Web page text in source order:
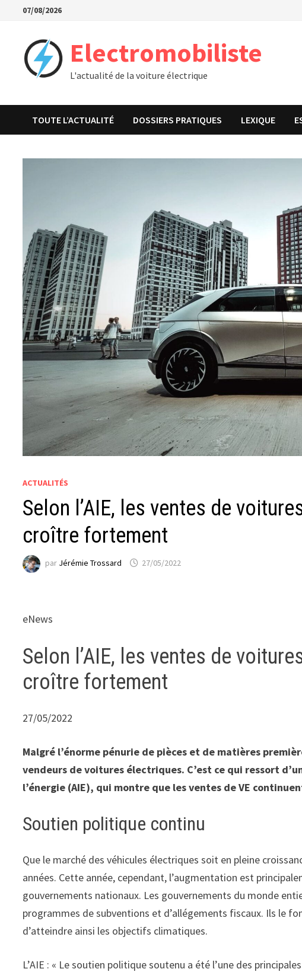
Passer
contenu
07/08/2026
Electromobiliste
L'actualité de la voiture électrique
TOUTE L’ACTUALITÉ DOSSIERS PRATIQUES LEXIQUE
ACTUALITÉS
Selon l’AIE, les ventes de
croître fortement
par Jérémie Trossard 27/05/2022
eNews
Selon l’AIE, les ventes de
croître fortement
27/05/2022
Malgré l’énorme pénurie de pièces et de matières
vendeurs de voitures électriques. C’est ce qui ressort
l’énergie (AIE), qui montre que les ventes de VE
Soutien politique continu
Que le marché des véhicules électriques soit en pleine
années. Cette année, cependant, l’augmentation est
gouvernements nationaux. Les gouvernements du monde
programmes de subventions et d’allégements fiscaux. Ils le
d’atteindre ainsi les objectifs climatiques.
L’AIE : « Le soutien politique soutenu a été l’une des